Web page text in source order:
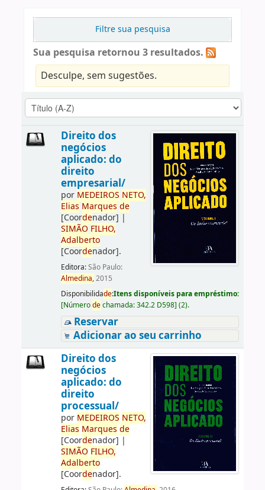
Filtre sua pesquisa
Sua pesquisa retornou 3 resultados.
Desculpe, sem sugestões.
Direito dos
negócios
aplicado: do
direito
empresarial/
por MEDEIROS NETO,
Elias Marques de
[Coordenador] |
SIMÃO FILHO,
Adalberto
[Coordenador].
Editora:São Paulo:
Almedina,2015
Disponibilidade:Itens disponíveis para empréstimo:
[Númerodechamada:342.2 D598] (2).
Reservar
Adicionar ao seu carrinho
Direito dos
negócios
aplicado: do
direito
processual/
por MEDEIROS NETO,
Elias Marques de
[Coordenador] |
SIMÃO FILHO,
Adalberto
[Coordenador].